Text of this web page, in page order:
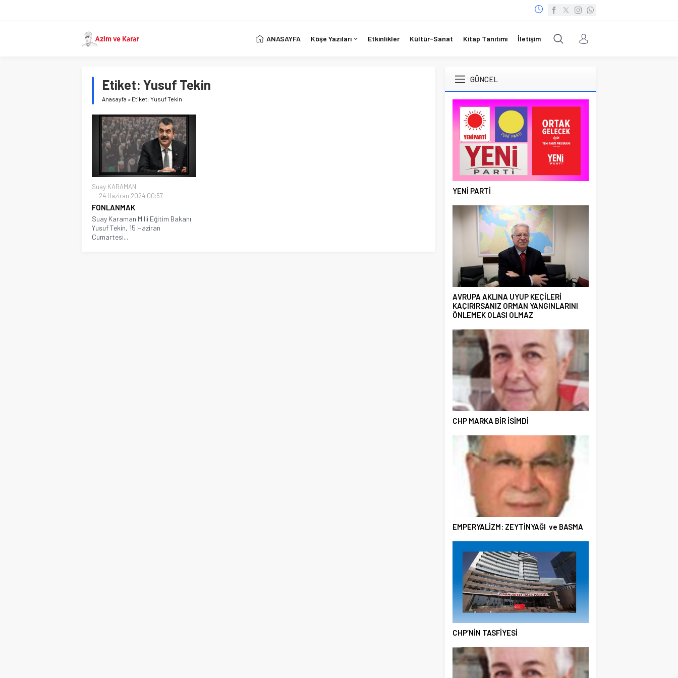
ANASAYFA Köşe Yazıları Etkinlikler Kültür-Sanat Kitap Tanıtımı İletişim
Etiket: Yusuf Tekin
Anasayfa » Etiket: Yusuf Tekin
Suay KARAMAN
24 Haziran 2024 00:57
FONLANMAK
Suay Karaman Milli Eğitim Bakanı
Yusuf Tekin, 15 Haziran
Cumartesi...
GÜNCEL
YENİ PARTİ
AVRUPA AKLINA UYUP KEÇİLERİ
KAÇIRIRSANIZ ORMAN YANGINLARINI
ÖNLEMEK OLASI OLMAZ
CHP MARKA BİR İSİMDİ
EMPERYALİZM: ZEYTİNYAĞI ve BASMA
CHP’NİN TASFİYESİ